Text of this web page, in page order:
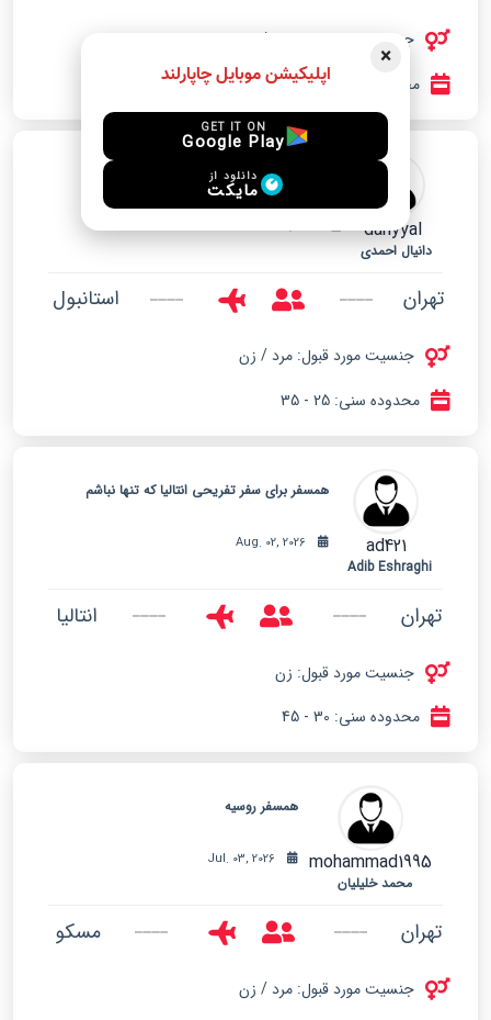
جنسیت مورد قبول: مرد / زن
محدوده سنی: 20 - 40
danyyal
دانیال احمدی
همسفر برای استانبول
Jul. 01, 2026
تهران استانبول
جنسیت مورد قبول: مرد / زن
محدوده سنی: 25 - 35
ad421
Adib Eshraghi
همسفر برای سفر تفریحی انتالیا که تنها نباشم
تهران انتالیا
جنسیت مورد قبول: زن
محدوده سنی: 30 - 45
mohammad1995
محمد خلیلیان
همسفر روسیه
تهران مسکو
جنسیت مورد قبول: مرد / زن
×
اپلیکیشن موبایل چاپارلند
GET IT ON
Google Play
دانلود از
مایکت